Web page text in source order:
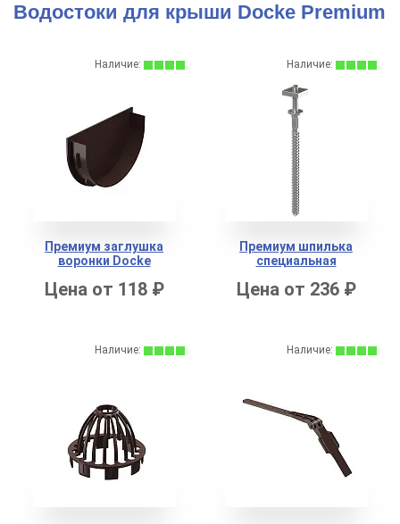
Водостоки для крыши Docke Premium
Наличие:
Премиум заглушка
воронки Docke
Цена от 118 ₽
Наличие:
Премиум шпилька
специальная
Цена от 236 ₽
Наличие: Наличие: